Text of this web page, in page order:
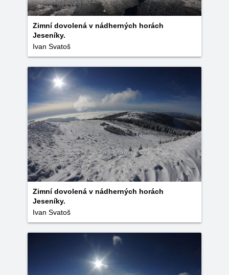
Zimní dovolená v nádherných horách
Jeseníky.
Ivan Svatoš
Zimní dovolená v nádherných horách
Jeseníky.
Ivan Svatoš